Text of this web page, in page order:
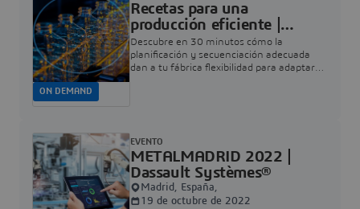
Recetas para una
producción eficiente |
Dassault Systèmes
Descubre en 30 minutos cómo la
planificación y secuenciación adecuada
dan a tu fábrica flexibilidad para adaptarse
ON DEMAND
METALMADRID 2022 |
Dassault Systèmes®
EVENTO
Madrid, España,
19 de octubre de 2022